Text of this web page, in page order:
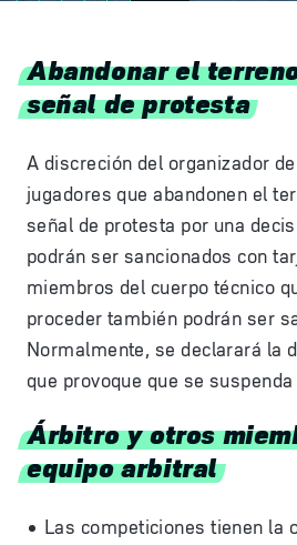
Abandonar el
señal de protesta
A discreción del organizador
jugadores que abandonen el
señal de protesta por una
podrán ser sancionados con
miembros del cuerpo técnico
proceder también podrán ser
Normalmente, se declarará la
que provoque que se
Árbitro y otros
equipo arbitral
Las competiciones tienen la